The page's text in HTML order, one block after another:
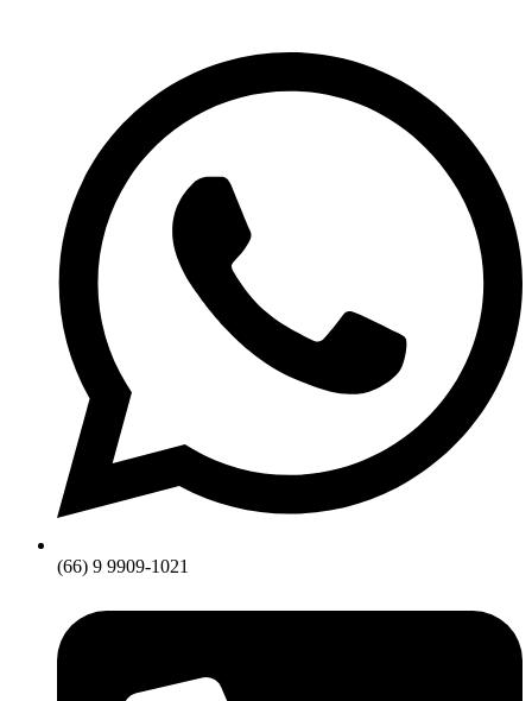
(66) 9 9909-1021